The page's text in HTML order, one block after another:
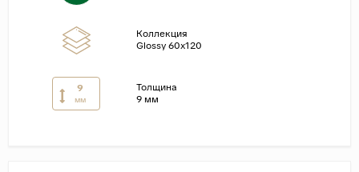
Коллекция
Glossy 60x120
9
мм
Толщина
9 мм